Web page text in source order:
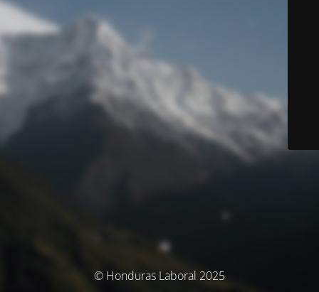
© Honduras Laboral 2025